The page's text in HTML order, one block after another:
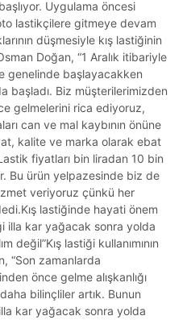
Uygulama öncesi
lastikçilere gitmeye devam
düşmesiyle kış lastiğinin
Doğan, “1 Aralık itibariyle
genelinde başlayacakken
başladı. Biz müşterilerimizden
gelmelerini rica ediyoruz,
can ve mal kaybının önüne
kalite ve marka olarak ebat
fiyatları bin liradan 10 bin
Bu ürün yelpazesinde biz de
veriyoruz çünkü her
lastiğinde hayati önem
illa kar yağacak sonra yolda
değil”Kış lastiği kullanımının
“Son zamanlarda
önce gelme alışkanlığı
bilinçliler artık. Bunun
kar yağacak sonra yolda